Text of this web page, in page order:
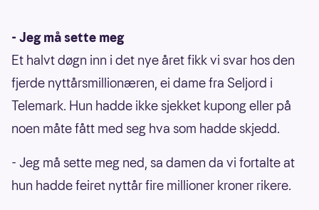
- Jeg må sette meg
Et halvt døgn inn i det nye året fikk vi svar hos den
fjerde nyttårsmillionæren, ei dame fra Seljord i
Telemark. Hun hadde ikke sjekket kupong eller på
noen måte fått med seg hva som hadde skjedd.
- Jeg må sette meg ned, sa damen da vi fortalte at
hun hadde feiret nyttår fire millioner kroner rikere.